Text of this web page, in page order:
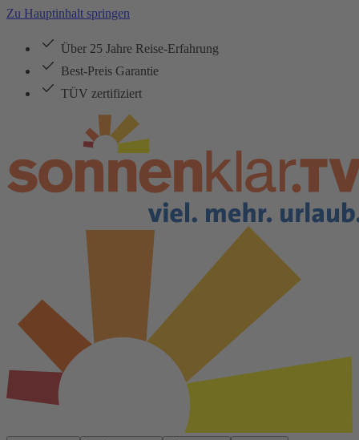
Zu Hauptinhalt springen
Über 25 Jahre Reise-Erfahrung
Best-Preis Garantie
TÜV zertifiziert